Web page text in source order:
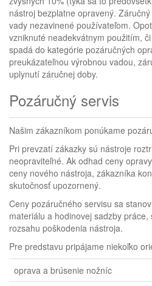
nástroj bezplatne opravený.
vady nezavinené používateľom.
vzniknuté neadekvátnym použitím,
spadá do kategórie pozáručných
preukázateľnou výrobnou vadou,
uplynutí záručnej doby.
Pozáručný servis
Našim zákazníkom ponúkame
Pri prevzatí zákazky sú nástroje
neopraviteľné. Ak odhad ceny
ceny nového nástroja, zákazníka
skutočnosť upozornený.
Ceny pozáručného servisu sa
materiálu a hodinovej sadzby
rozsahu poškodenia nástroja.
Pre predstavu pripájame niekoľko
oprava a brúsenie nožníc